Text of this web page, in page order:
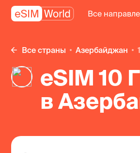
Все
Все страны Азербайджан
eSIM 10
в